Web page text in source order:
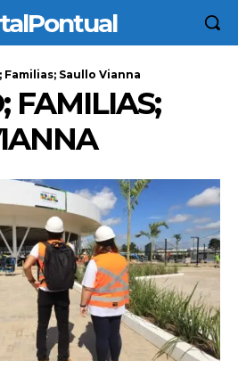
Saullo Vianna
FAMILIAS;